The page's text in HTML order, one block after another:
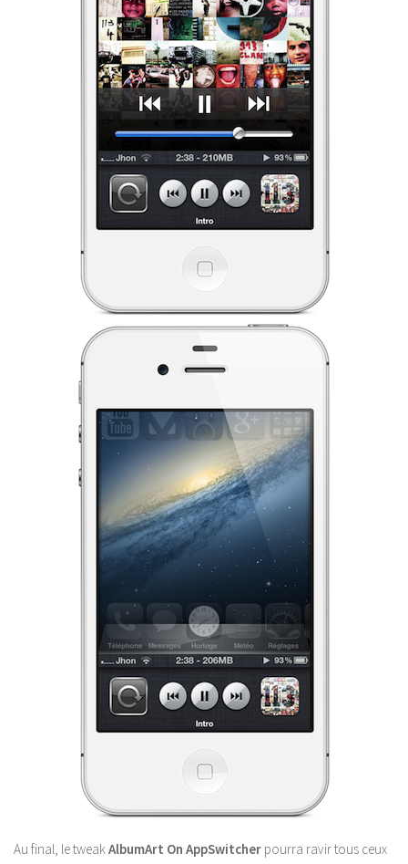
Au final, le tweakAlbumArt On AppSwitcher pourra ravir tous ceux